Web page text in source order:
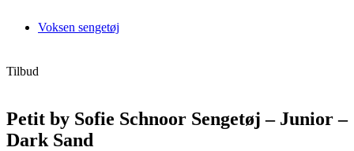
Voksen sengetøj
Tilbud
Petit by Sofie Schnoor Sengetøj – Junior –
Dark Sand